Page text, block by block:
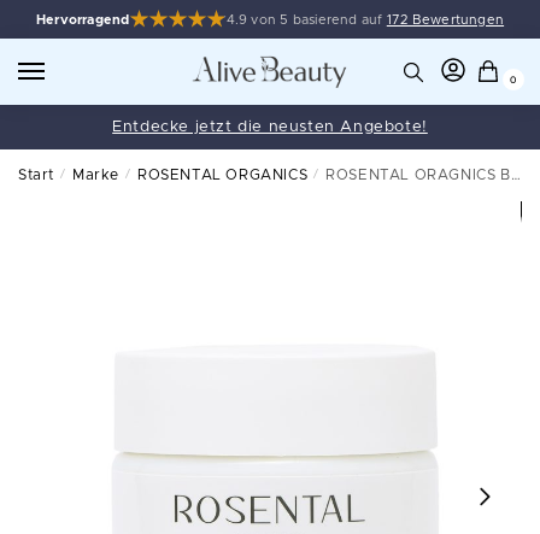
Hervorragend 4.9 von 5 basierend auf 172 Bewertungen
0
Entdecke jetzt die neusten Angebote!
Start / Marke / ROSENTAL ORGANICS / ROSENTAL ORAGNICS Barrier Repair Moisturizer